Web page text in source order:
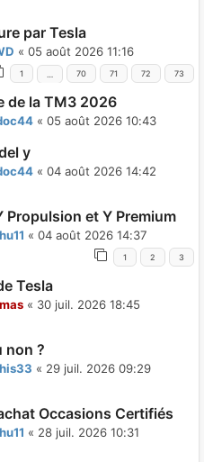
par Tesla
« 05 août 2026 11:16
1 70 71 72 73
de la TM3 2026
« 05 août 2026 10:43
y
« 04 août 2026 14:42
Propulsion et Y Premium
« 04 août 2026 14:37
1 2 3
Tesla
« 30 juil. 2026 18:45
non ?
« 29 juil. 2026 09:29
Occasions Certifiés
« 28 juil. 2026 10:31